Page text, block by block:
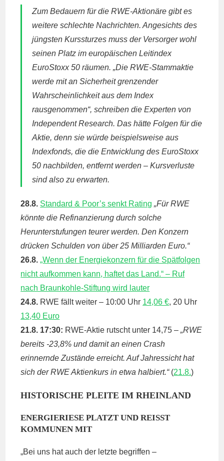
Zum Bedauern für die RWE-Aktionäre gibt es
weitere schlechte Nachrichten. Angesichts des
jüngsten Kurssturzes muss der Versorger wohl
seinen Platz im europäischen Leitindex
EuroStoxx 50 räumen. „Die RWE-Stammaktie
werde mit an Sicherheit grenzender
Wahrscheinlichkeit aus dem Index
rausgenommen“, schreiben die Experten von
Independent Research. Das hätte Folgen für die
Aktie, denn sie würde beispielsweise aus
Indexfonds, die die Entwicklung des EuroStoxx
50 nachbilden, entfernt werden – Kursverluste
sind also zu erwarten.
28.8. Standard & Poor’s senkt Rating „Für RWE
könnte die Refinanzierung durch solche
Herunterstufungen teurer werden. Den Konzern
drücken Schulden von über 25 Milliarden Euro.“
26.8. „Wenn der Energiekonzern für die Spätfolgen
nicht aufkommen kann, haftet das Land.“ – Ruf
nach Braunkohle-Stiftung wird lauter
24.8. RWE fällt weiter – 10:00 Uhr 14,06 €, 20 Uhr
13,40 Euro
21.8. 17:30: RWE-Aktie rutscht unter 14,75 –„RWE
bereits -23,8% und damit an einen Crash
erinnernde Zustände erreicht. Auf Jahressicht hat
sich der RWE Aktienkurs in etwa halbiert.“(21.8.)
HISTORISCHE PLEITE IM RHEINLAND
ENERGIERIESE PLATZT UND REISST K
OMMUNEN MIT
„Bei uns hat auch der letzte begriffen –